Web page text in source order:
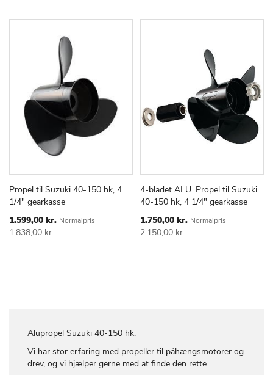
Alupropel Suzuki 40-150 hk.
Vi har stor erfaring med propeller til påhængsmotorer og
drev, og vi hjælper gerne med at finde den rette.
Læg i kurv
TILFØJ
ØNSKE
SAMMENLIGN
Propel til Suzuki 40-150 hk, 4
1/4" gearkasse
Special
Price
1.599,00 kr. Normalpris
1.838,00 kr.
Læg i kurv
TILFØJ
TIL
ØNSKE
4-bladet ALU. Propel til Suzuki
40-150 hk, 4 1/4" gearkasse
Special
Price
1.750,00 kr. Normalpris
2.150,00 kr.